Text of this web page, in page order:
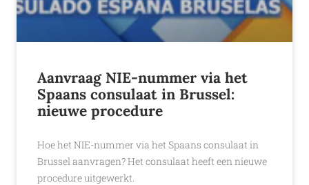
Aanvraag NIE-nummer via het
Spaans consulaat in Brussel:
nieuwe procedure
Hoe het NIE-nummer via het Spaans consulaat in
Brussel aanvragen? Het consulaat heeft een nieuwe
procedure uitgewerkt.